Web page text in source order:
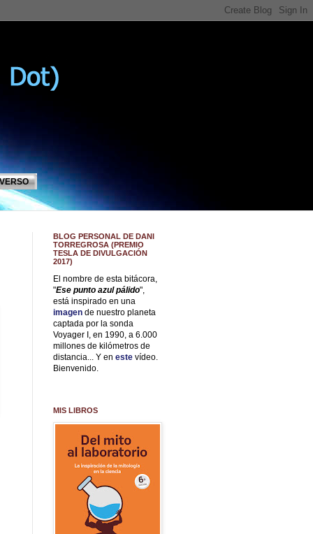
BLOG PERSONAL DE DANI
TORREGROSA (PREMIO
TESLA DE DIVULGACIÓN
2017)
El nombre de esta bitácora,
"Ese punto azul pálido",
está inspirado en una
imagen de nuestro planeta
captada por la sonda
Voyager I, en 1990, a 6.000
millones de kilómetros de
distancia... Y en este vídeo.
Bienvenido.
MIS LIBROS